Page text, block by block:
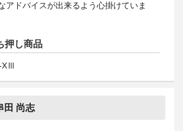
アドバイスが出来るよう心掛けていま
押し商品
XⅢ
田 尚志